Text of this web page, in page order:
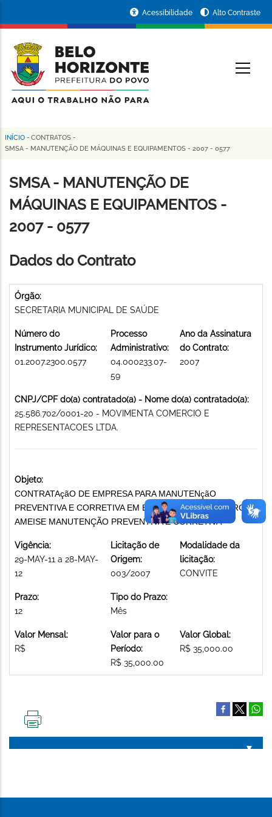
conteúdo
principal
da
Prefeitura
de
Horizonte
Acessibilidade Alto Contraste
Trilha
navegação
INÍCIO - CONTRATOS -
SMSA - MANUTENÇÃO DE MÁQUINAS E EQUIPAMENTOS - 2007 - 0577
SMSA - MANUTENÇÃO DE
MÁQUINAS E EQUIPAMENTOS -
2007 - 0577
Dados do Contrato
Órgão:
SECRETARIA MUNICIPAL DE SAÚDE
Número do
Instrumento Jurídico:
01.2007.2300.0577
Processo
Administrativo:
04.000233.07-
59
Ano da Assinatura
do Contrato:
2007
CNPJ/CPF do(a) contratado(a) - Nome do(a) contratado(a):
25.586.702/0001-20 - MOVIMENTA COMERCIO E
REPRESENTACOES LTDA.
Objeto:
CONTRATAçãO DE EMPRESA PARA MANUTENçãO
PREVENTIVA E CORRETIVA EM EMPILHADEIRA DA MARCA
AMEISE MANUTENÇÃO PREVENTIVA E CORRETIVA
Vigência:
29-MAY-11 a 28-MAY-
12
Licitação de
Origem:
003/2007
Modalidade da
licitação:
CONVITE
Prazo:
12
Tipo do Prazo:
Mês
Valor Mensal:
R$
Valor para o
Período:
R$ 35,000.00
Valor Global:
R$ 35,000.00
PÁGINA